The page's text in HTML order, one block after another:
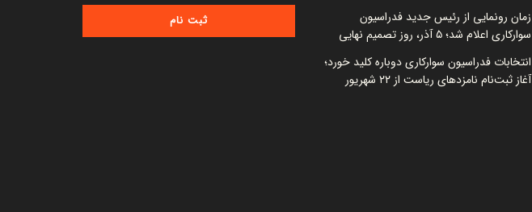
زمان رونمایی از رئیس جدید فدراسیون
سوارکاری اعلام شد؛ ۵ آذر، روز تصمیم نهایی
انتخابات فدراسیون سوارکاری دوباره کلید خورد؛
آغاز ثبت‌نام نامزدهای ریاست از ۲۲ شهریور